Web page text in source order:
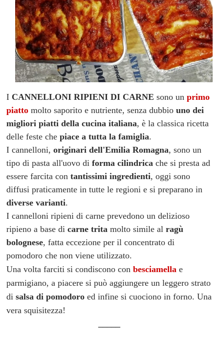
I CANNELLONI RIPIENI DI CARNE sono unprimo
piatto molto saporito e nutriente, senza dubbiouno dei
migliori piatti della cucina italiana, è la classica ricetta
delle feste chepiace a tutta la famiglia.
I cannelloni,originari dell'Emilia Romagna, sono un
tipo dipasta all'uovo diforma cilindrica che si presta ad
essere farcita contantissimi ingredienti, oggi sono
diffusi praticamente in tutte le regioni e si preparano in
diverse varianti.
I cannelloni ripieni di carne prevedono un delizioso
ripieno a base dicarne trita molto simile alragù
bolognese, fatta eccezione per il concentrato di
pomodoro che non viene utilizzato.
Una volta farciti si condiscono conbesciamella e
parmigiano, a piacere si può aggiungere un leggero strato
disalsa di pomodoro ed infine si cuociono in forno.Una
vera squisitezza!